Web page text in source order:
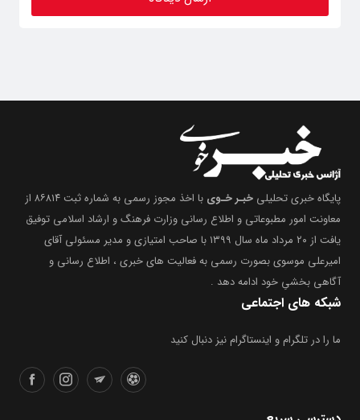
پایگاه خبری تحلیلی خبـر خـوی
با اخذ مجوز رسمی به شماره ثبت ۸۶۸۱۴ از
معاونت امور مطبوعاتی و اطلاع رسانی وزارت فرهنگ و ارشاد اسلامی توفیق
یافت از ۲۰ مرداد ماه سال ۱۳۹۹ با صاحب امتیازی و مدیر مسئولی آقای
امیرعلی موسوی بصورت رسمی به فعالیت های خبری ، اطلاع رسانی و
آگاهی بخشیِ خود ادامه دهد .
شبکه های اجتماعی
ما را در تلگرام و اینستاگرام نیز دنبال کنید